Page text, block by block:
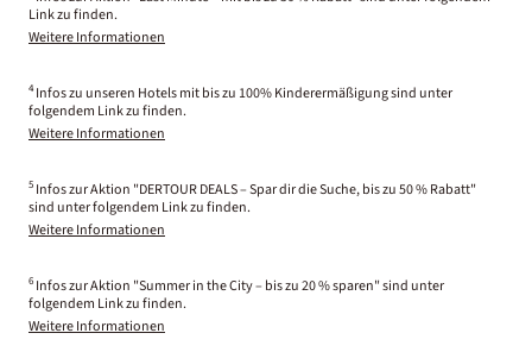
Link zu finden.
Weitere Informationen
4 Infos zu unseren Hotels mit bis zu 100% Kinderermäßigung sind unter
folgendem Link zu finden.
Weitere Informationen
5 Infos zur Aktion "DERTOUR DEALS – Spar dir die Suche, bis zu 50 % Rabatt"
sind unter folgendem Link zu finden.
Weitere Informationen
6 Infos zur Aktion "Summer in the City – bis zu 20 % sparen" sind unter
folgendem Link zu finden.
Weitere Informationen